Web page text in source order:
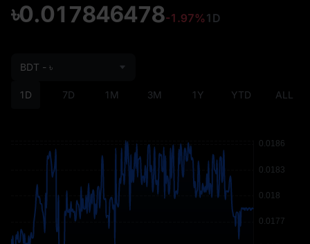
৳0.017846478-1.97%1D
1D 7D 1M 3M 1Y YTD ALL
BDT - ৳